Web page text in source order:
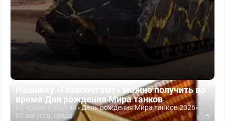
Нашивку «Главпочтамт» можно получить во
время Дня рождения Мира танков
Во время события «День рождения Мира танков 2026»...
05 августа, среда
5